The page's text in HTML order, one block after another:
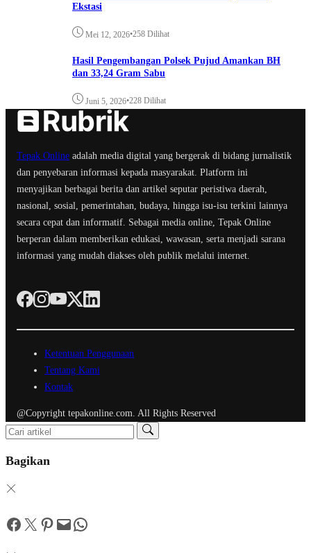
Ekstasi
Mei 12, 2026•258 Dilihat
Hasil Pengembangan Polsek Pujud Amankan BH
dan 33,24 Gram Sabu
Juni 5, 2026•228 Dilihat
Tepak Online adalah media digital yang bergerak di bidang jurnalistik
dan penyebaran informasi kepada masyarakat. Platform ini
menyajikan berbagai berita dan artikel seputar peristiwa daerah,
nasional, sosial, pemerintahan, budaya, hingga isu-isu terkini lainnya
secara cepat dan informatif. Sebagai media online, Tepak Online
berperan dalam memberikan edukasi, wawasan, serta menjadi sarana
informasi yang mudah diakses oleh publik melalui internet.
Ketentuan Penggunaan
Tentang Kami
Kontak
@Copyright tepakonline.com. All Rights Reserved
Bagikan
Facebook
Twitter
Pinterest
MailWhatsApp